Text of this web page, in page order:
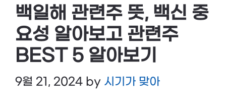
백일해 관련주 뜻, 백신 중
요성 알아보고 관련주
BEST 5 알아보기
9월 21, 2024 by 시기가 맞아